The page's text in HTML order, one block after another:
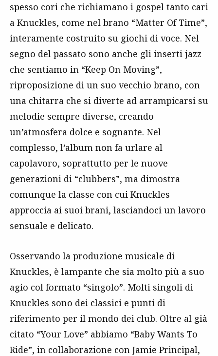
spesso cori che richiamano i gospel tanto cari
a Knuckles, come nel brano “Matter Of Time”,
interamente costruito su giochi di voce. Nel
segno del passato sono anche gli inserti jazz
che sentiamo in “Keep On Moving”,
riproposizione di un suo vecchio brano, con
una chitarra che si diverte ad arrampicarsi su
melodie sempre diverse, creando
un’atmosfera dolce e sognante. Nel
complesso, l’album non fa urlare al
capolavoro, soprattutto per le nuove
generazioni di “clubbers”, ma dimostra
comunque la classe con cui Knuckles
approccia ai suoi brani, lasciandoci un lavoro
sensuale e delicato.
Osservando la produzione musicale di
Knuckles, è lampante che sia molto più a suo
agio col formato “singolo”. Molti singoli di
Knuckles sono dei classici e punti di
riferimento per il mondo dei club. Oltre al già
citato “Your Love” abbiamo “Baby Wants To
Ride”, in collaborazione con Jamie Principal,